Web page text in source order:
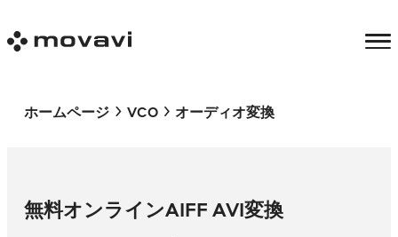
ホームページ VCO オーディオ変換
無料オンラインAIFF AVI変換